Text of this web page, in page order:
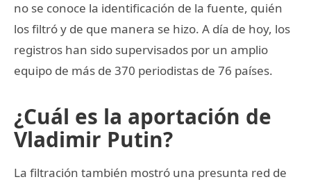
no se conoce la identificación de la fuente, quién
los filtró y de que manera se hizo. A día de hoy, los
registros han sido supervisados por un amplio
equipo de más de 370 periodistas de 76 países.
¿Cuál es la aportación de
Vladimir Putin?
La filtración también mostró una presunta red de